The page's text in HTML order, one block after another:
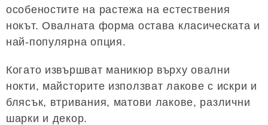
особеностите на растежа на естествения
нокът. Овалната форма остава класическата и
най-популярна опция.
Когато извършват маникюр върху овални
нокти, майсторите използват лакове с искри и
блясък, втривания, матови лакове, различни
шарки и декор.